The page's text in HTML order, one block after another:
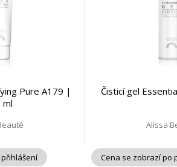
Pure A179 |
ml
Čisticí gel
Alissa
Cena se zobrazí po